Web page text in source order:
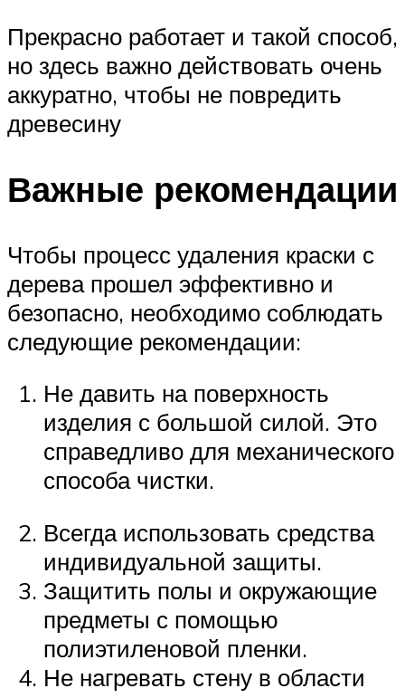
Прекрасно работает и такой способ,
но здесь важно действовать очень
аккуратно, чтобы не повредить
древесину
Важные рекомендации
Чтобы процесс удаления краски с
дерева прошел эффективно и
безопасно, необходимо соблюдать
следующие рекомендации:
Не давить на поверхность
изделия с большой силой. Это
справедливо для механического
способа чистки.
Всегда использовать средства
индивидуальной защиты.
Защитить полы и окружающие
предметы с помощью
полиэтиленовой пленки.
Не нагревать стену в области